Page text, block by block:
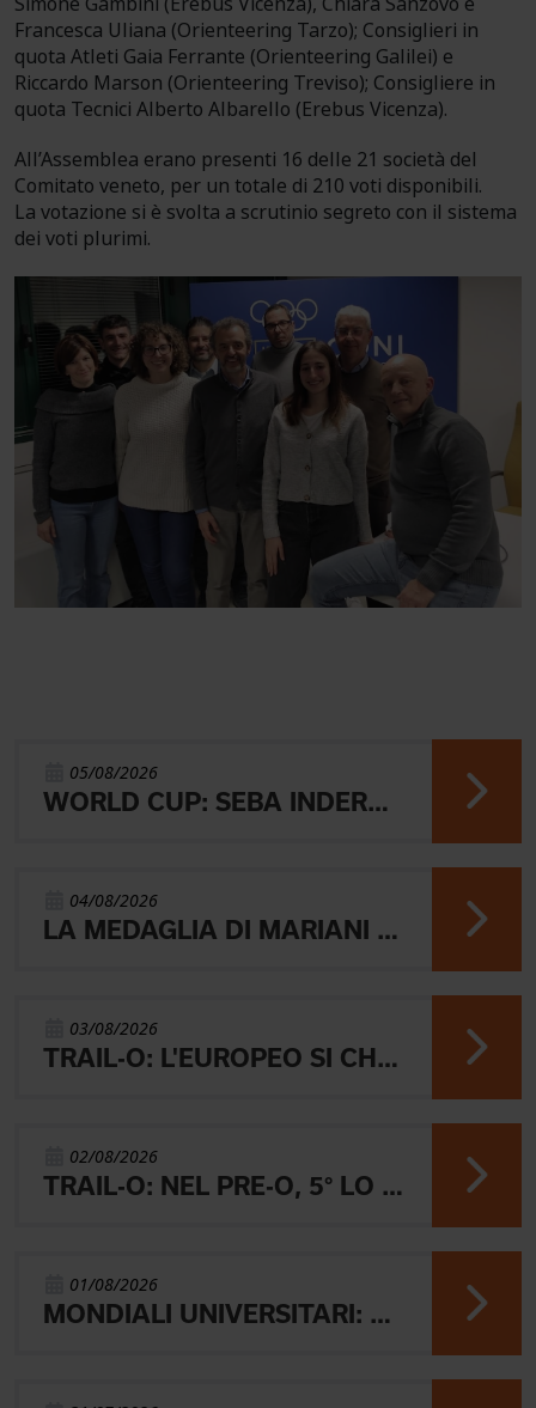
05/08/2026
WORLD CUP: SEBA INDERST ACCEDE ALLA FINALE A
04/08/2026
LA MEDAGLIA DI MARIANI E QUEL RICORDO CHE NON SVANISCE.
03/08/2026
TRAIL-O: L'EUROPEO SI CHIUDE CON L'ARGENTO JUNIOR, IL 4° PARALIMPICO E 5° OPEN
02/08/2026
TRAIL-O: NEL PRE-O, 5° LO JUNIOR LAMBERTINI E AARON GAIO 8°. NEI PARALIMPICI 20° GALVAN
01/08/2026
MONDIALI UNIVERSITARI: MARIANI CHIUDE 4° NELLA MIDDLE
Francesca Uliana (Orienteering Tarzo); Consiglieri in
quota Atleti Gaia Ferrante (Orienteering Galilei) e
Riccardo Marson (Orienteering Treviso); Consigliere in
quota Tecnici Alberto Albarello (Erebus Vicenza).
All’Assemblea erano presenti 16 delle 21 società del
Comitato veneto, per un totale di 210 voti disponibili.
La votazione si è svolta a scrutinio segreto con il sistema
dei voti plurimi.